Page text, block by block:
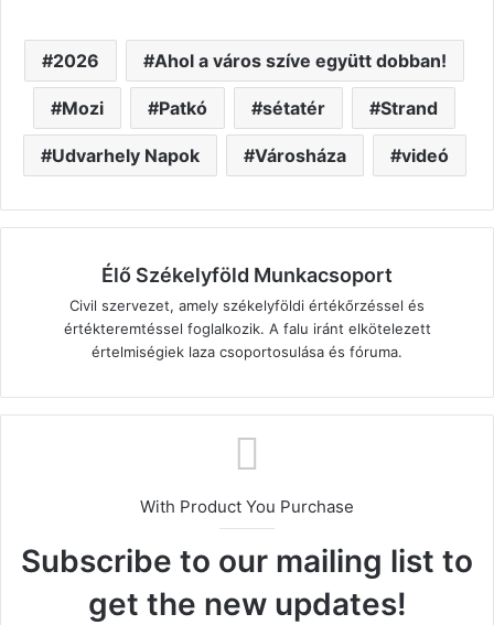
2026 Ahol a város szíve együtt dobban!
Mozi Patkó sétatér Strand
Udvarhely Napok Városháza videó
Élő Székelyföld Munkacsoport
Civil szervezet, amely székelyföldi értékőrzéssel és
értékteremtéssel foglalkozik. A falu iránt elkötelezett
értelmiségiek laza csoportosulása és fóruma.
With Product You Purchase
Subscribe to our mailing list to
get the new updates!